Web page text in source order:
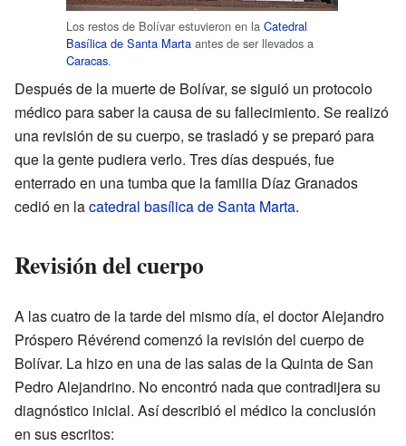
Los restos de Bolívar estuvieron en la Catedral
Basílica de Santa Marta antes de ser llevados a
Caracas.
Después de la muerte de Bolívar, se siguió un protocolo
médico para saber la causa de su fallecimiento. Se realizó
una revisión de su cuerpo, se trasladó y se preparó para
que la gente pudiera verlo. Tres días después, fue
enterrado en una tumba que la familia Díaz Granados
cedió en lacatedral basílica de Santa Marta.
Revisión del cuerpo
A las cuatro de la tarde del mismo día, el doctor Alejandro
Próspero Révérend comenzó la revisión del cuerpo de
Bolívar. La hizo en una de las salas de la Quinta de San
Pedro Alejandrino. No encontró nada que contradijera su
diagnóstico inicial. Así describió el médico la conclusión
en sus escritos: